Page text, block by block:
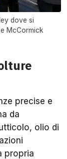
dove si
McCormick
precise e
da
olio di
propria